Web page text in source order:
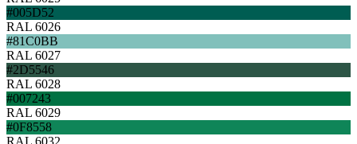
#005D52
RAL 6026
#81C0BB
RAL 6027
#2D5546
RAL 6028
#007243
RAL 6029
#0F8558
RAL 6032